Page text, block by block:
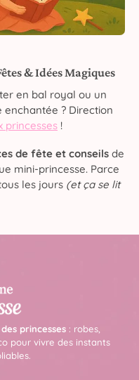
& Idées Magiques
en bal royal ou un
? Direction
princesses !
de fête et conseils de
mini-princesse. Parce
les jours (et ça se lit
princesses: robes,
pour vivre des instants